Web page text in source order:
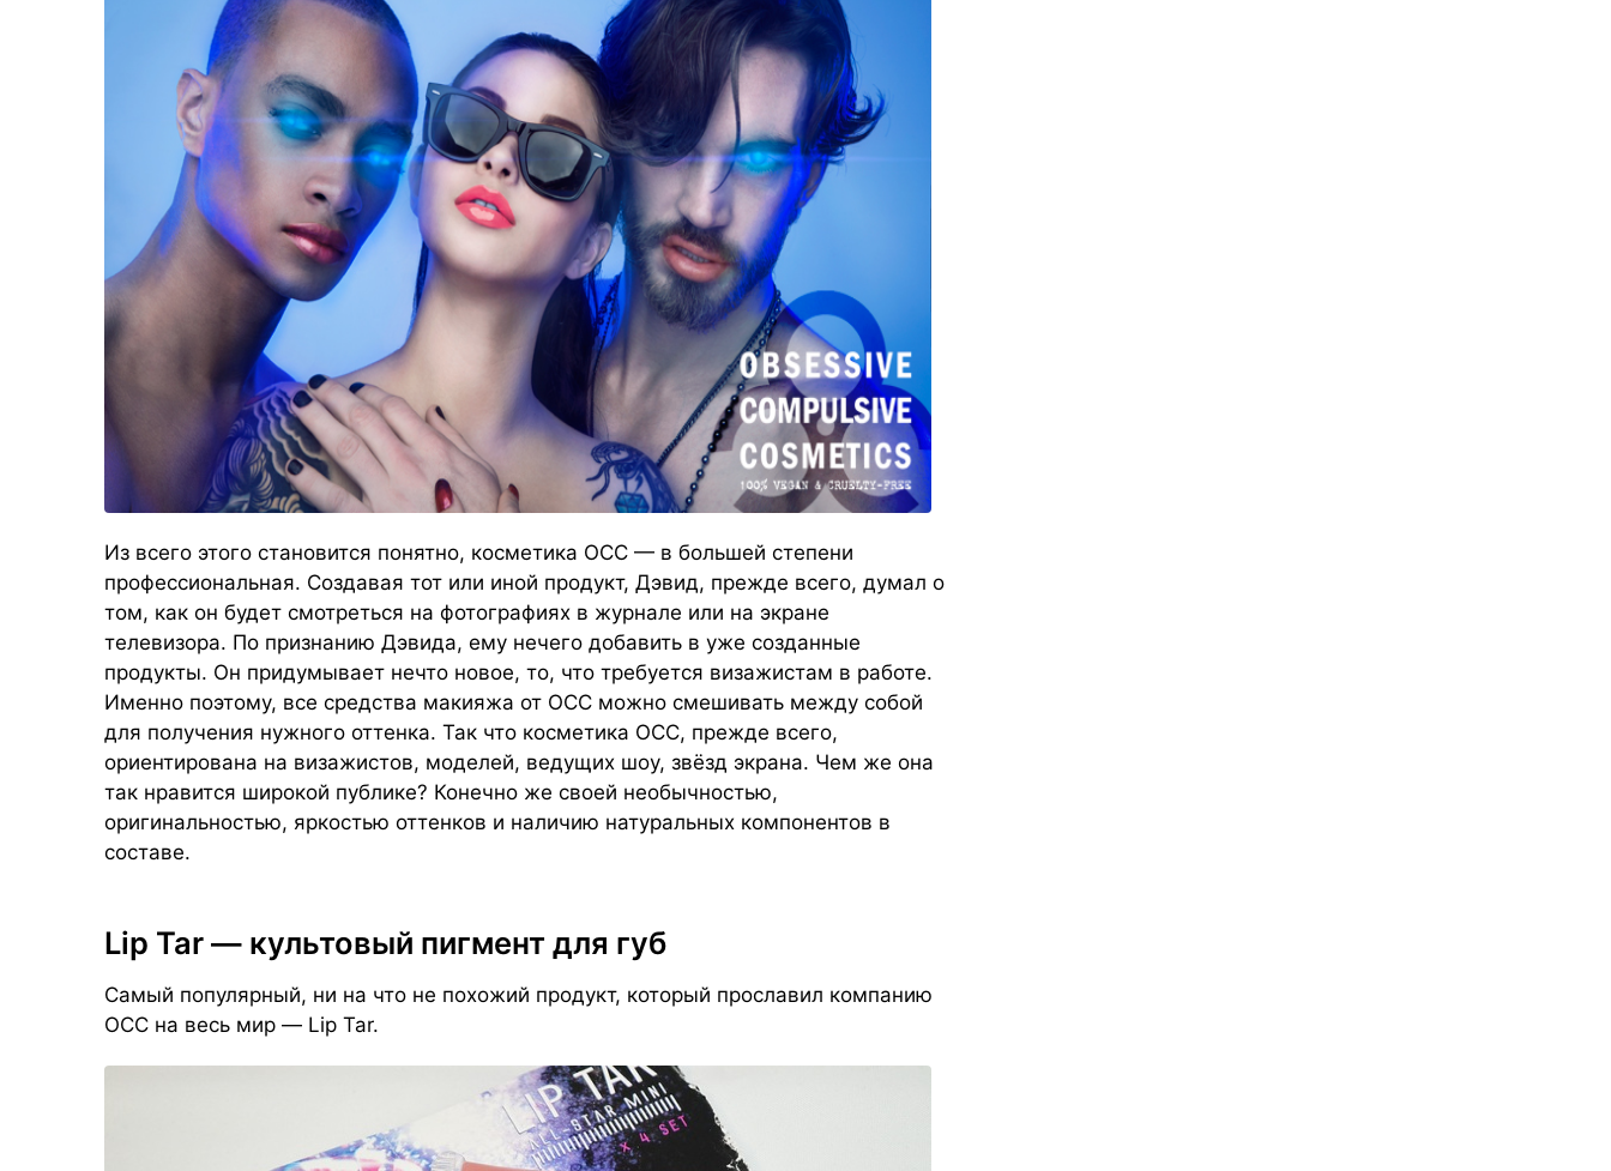
Из всего этого становится понятно, косметика OCC — в большей степени
профессиональная. Создавая тот или иной продукт, Дэвид, прежде всего, думал о
том, как он будет смотреться на фотографиях в журнале или на экране
телевизора. По признанию Дэвида, ему нечего добавить в уже созданные
продукты. Он придумывает нечто новое, то, что требуется визажистам в работе.
Именно поэтому, все средства макияжа от OCC можно смешивать между собой
для получения нужного оттенка. Так что косметика ОСС, прежде всего,
ориентирована на визажистов, моделей, ведущих шоу, звёзд экрана. Чем же она
так нравится широкой публике? Конечно же своей необычностью,
оригинальностью, яркостью оттенков и наличию натуральных компонентов в
составе.
Lip Tar — культовый пигмент для губ
Самый популярный, ни на что не похожий продукт, который прославил компанию
OCC на весь мир — Lip Tar.